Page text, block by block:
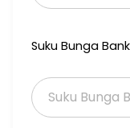
Suku Bunga